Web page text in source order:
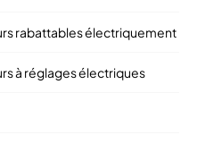
rabattables électriquement
à réglages électriques